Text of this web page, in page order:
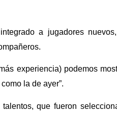
a jugadores
experiencia) podemos
la de ayer”.
que fueron